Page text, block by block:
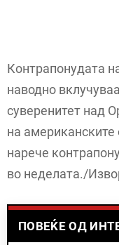
Контрапонудата
наводно
суверенитет над
на американските
нарече
во неделата./
ПОВЕЌЕ ОД